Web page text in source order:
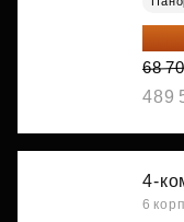
41
68
489
4-
6